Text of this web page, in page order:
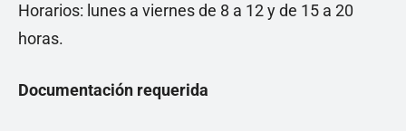
Horarios: lunes a viernes de 8 a 12 y de 15 a 20
horas.
Documentación requerida